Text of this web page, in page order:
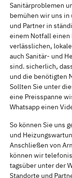
Sanitärproblemen
bemühen wir uns
und Partner in
einem Notfall einen
verlässlichen,
auch Sanitär- und
sind. sicherlich,
und die benötigten
Sollten Sie unter
eine Preisspanne
Whatsapp einen
So können Sie uns
und
Anschließen von
können wir
tagsüber unter der
Standorte und